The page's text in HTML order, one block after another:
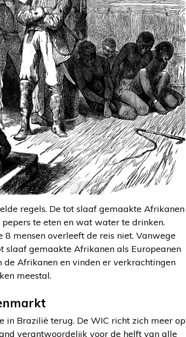
regels. De tot slaaf gemaakte Afrikanen
te eten en wat water te drinken.
mensen overleeft de reis niet. Vanwege
slaaf gemaakte Afrikanen als Europeanen
Afrikanen en vinden er verkrachtingen
meestal.
in Brazilië terug. De WIC richt zich meer op
verantwoordelijk voor de helft van alle